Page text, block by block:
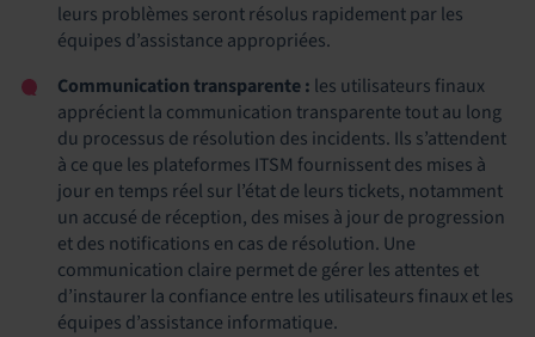
leurs problèmes seront résolus rapidement par les
équipes d’assistance appropriées.
Communication transparente : les utilisateurs finaux
apprécient la communication transparente tout au long
du processus de résolution des incidents. Ils s’attendent
à ce que les plateformes ITSM fournissent des mises à
jour en temps réel sur l’état de leurs tickets, notamment
un accusé de réception, des mises à jour de progression
et des notifications en cas de résolution. Une
communication claire permet de gérer les attentes et
d’instaurer la confiance entre les utilisateurs finaux et les
équipes d’assistance informatique.